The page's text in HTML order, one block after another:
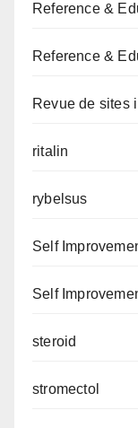
Reference &
Reference &
Revue de sites
ritalin
rybelsus
Self
Self
steroid
stromectol